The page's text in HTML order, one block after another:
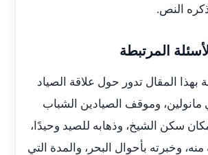
النص.
المرتبطة
بهذا المقال تدور حول علاقة الصياد
مانولين، وموقف الصيادين الشباب
سكن الشيخ، وذهابه للصيد وحيدًا،
وخبرته بأحوال البحر، والمدة التي